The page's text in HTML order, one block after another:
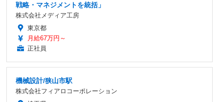
戦略・マネジメントを統括」
株式会社メディア工房
東京都
月給67万円～
正社員
機械設計/狭山市駅
株式会社フィアロコーポレーション